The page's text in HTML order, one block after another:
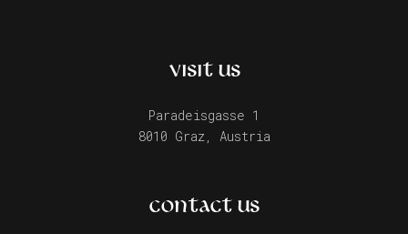
VISIT US
Paradeisgasse 1
8010 Graz, Austria
CONTACT US